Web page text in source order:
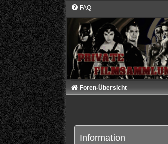
FAQ
Foren-Übersicht
Information